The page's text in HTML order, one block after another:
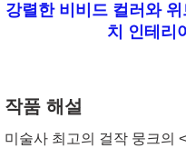
강렬한 비비드 컬러와
치 인테리
작품 해설
미술사 최고의 걸작 뭉크의